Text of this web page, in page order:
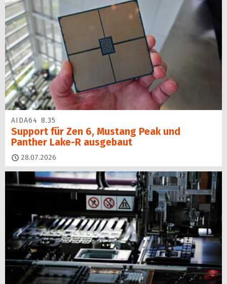
AIDA64 8.35
Support für Zen 6, Mustang Peak und
Panther Lake-R ausgebaut
28.07.2026